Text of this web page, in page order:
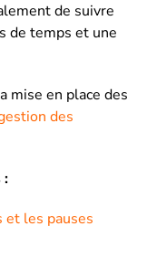
de suivre
de temps et une
mise en place des
des
:
et les pauses